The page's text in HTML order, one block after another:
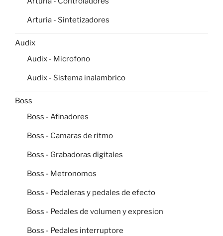
Arturia - Sintetizadores
Audix
Audix - Microfono
Audix - Sistema inalambrico
Boss
Boss - Afinadores
Boss - Camaras de ritmo
Boss - Grabadoras digitales
Boss - Metronomos
Boss - Pedaleras y pedales de efecto
Boss - Pedales de volumen y expresion
Boss - Pedales interruptore